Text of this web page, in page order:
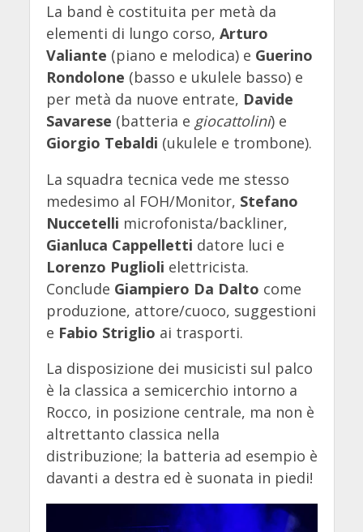
La band è costituita per metà da
elementi di lungo corso, Arturo
Valiante (piano e melodica) e Guerino
Rondolone (basso e ukulele basso) e
per metà da nuove entrate, Davide
Savarese (batteria e giocattolini) e
Giorgio Tebaldi (ukulele e trombone).
La squadra tecnica vede me stesso
medesimo al FOH/Monitor, Stefano
Nuccetelli microfonista/backliner,
Gianluca Cappelletti datore luci e
Lorenzo Puglioli elettricista.
Conclude Giampiero Da Dalto come
produzione, attore/cuoco, suggestioni
e Fabio Striglio ai trasporti.
La disposizione dei musicisti sul palco
è la classica a semicerchio intorno a
Rocco, in posizione centrale, ma non è
altrettanto classica nella
distribuzione; la batteria ad esempio è
davanti a destra ed è suonata in piedi!